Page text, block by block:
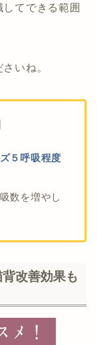
してできる範囲
いね。
５呼吸程度
数を増やし
改善効果も